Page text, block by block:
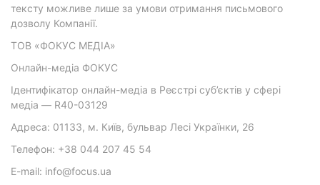
тексту можливе лише за умови отримання письмового
дозволу Компанії.
ТОВ «ФОКУС МЕДІА»
Онлайн-медіа ФОКУС
Ідентифікатор онлайн-медіа в Реєстрі суб’єктів у сфері
медіа — R40-03129
Адреса: 01133, м. Київ, бульвар Лесі Українки, 26
Телефон: +38 044 207 45 54
E-mail: info@focus.ua